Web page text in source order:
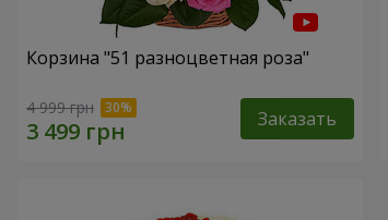
Корзина "51 разноцветная роза"
4 999 грн Заказать